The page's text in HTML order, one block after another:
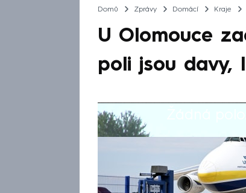
Domů Zprávy Domácí Kraje
U Olomouce
poli jsou davy,
Žádná
Výběr redakce